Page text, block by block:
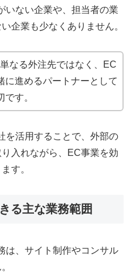
いない企業や、担当者の業
企業も少なくありません。
なる外注先ではなく、EC
に進めるパートナーとして
す。
を活用することで、外部の
入れながら、EC事業を効
す。
る主な業務範囲
は、サイト制作やコンサル